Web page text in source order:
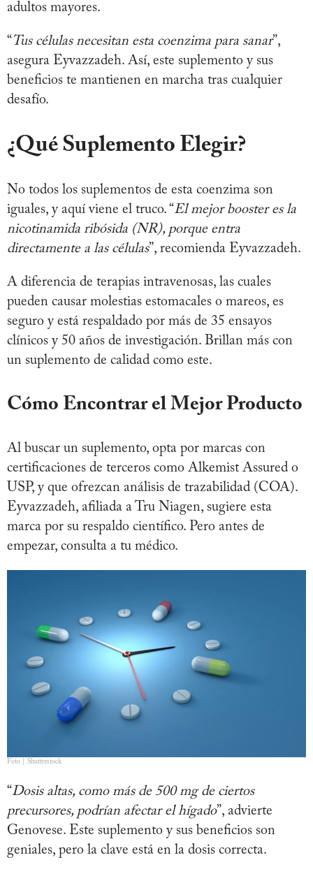
adultos mayores.
“Tus células necesitan esta coenzima para sanar”,
asegura Eyvazzadeh. Así, este suplemento y sus
beneficios te mantienen en marcha tras cualquier
desafío.
¿Qué Suplemento Elegir?
No todos los suplementos de esta coenzima son
iguales, y aquí viene el truco. “El mejor booster es la
nicotinamida ribósida (NR), porque entra
directamente a las células”, recomienda Eyvazzadeh.
A diferencia de terapias intravenosas, las cuales
pueden causar molestias estomacales o mareos, es
seguro y está respaldado por más de 35 ensayos
clínicos y 50 años de investigación. Brillan más con
un suplemento de calidad como este.
Cómo Encontrar el Mejor Producto
Al buscar un suplemento, opta por marcas con
certificaciones de terceros como Alkemist Assured o
USP, y que ofrezcan análisis de trazabilidad (COA).
Eyvazzadeh, afiliada a Tru Niagen, sugiere esta
marca por su respaldo científico. Pero antes de
empezar, consulta a tu médico.
Foto | Shutterstock
“Dosis altas, como más de 500 mg de ciertos
precursores, podrían afectar el hígado”, advierte
Genovese. Este suplemento y sus beneficios son
geniales, pero la clave está en la dosis correcta.